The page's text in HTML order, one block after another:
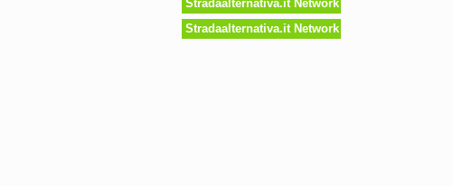
Stradaalternativa.it Network
Stradaalternativa.it Network